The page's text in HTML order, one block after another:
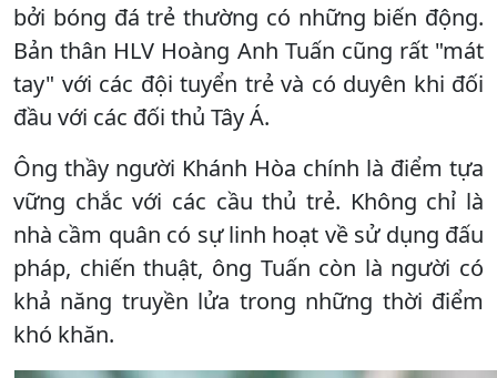
bởi bóng đá trẻ thường có những biến động.
Bản thân HLV Hoàng Anh Tuấn cũng rất "mát
tay" với các đội tuyển trẻ và có duyên khi đối
đầu với các đối thủ Tây Á.
Ông thầy người Khánh Hòa chính là điểm tựa
vững chắc với các cầu thủ trẻ. Không chỉ là
nhà cầm quân có sự linh hoạt về sử dụng đấu
pháp, chiến thuật, ông Tuấn còn là người có
khả năng truyền lửa trong những thời điểm
khó khăn.